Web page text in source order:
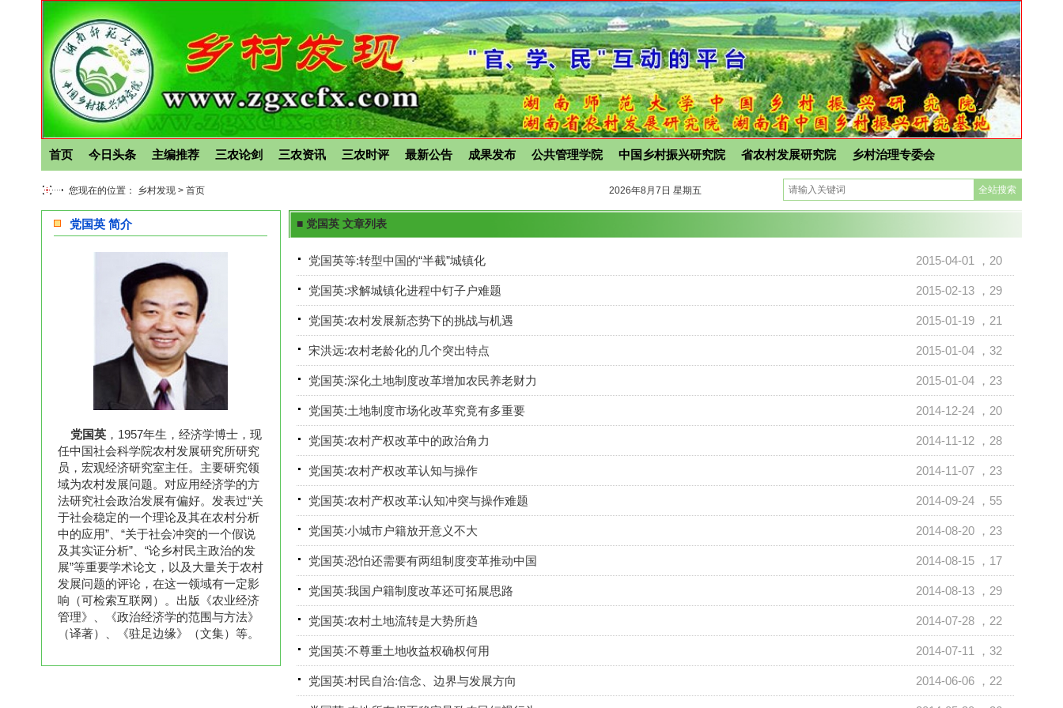
首页 今日头条 主编推荐 三农论剑 三农资讯 三农时评 最新公告 成果发布 公共管理学院 中国乡村振兴研究院 省农村发展研究院 乡村治理专委会
您现在的位置： 乡村发现 > 首页 2026年8月7日 星期五
党国英 简介
党国英 ，1957年生，经济学博士，现
任中国社会科学院农村发展研究所研究
员，宏观经济研究室主任。主要研究领
域为农村发展问题。对应用经济学的方
法研究社会政治发展有偏好。发表过“关
于社会稳定的一个理论及其在农村分析
中的应用”、“关于社会冲突的一个假说
及其实证分析”、“论乡村民主政治的发
展”等重要学术论文，以及大量关于农村
发展问题的评论，在这一领域有一定影
响（可检索互联网）。出版《农业经济
管理》、《政治经济学的范围与方法》
（译著）、《驻足边缘》（文集）等。
■ 党国英 文章列表
党国英等:转型中国的“半截”城镇化 2015-04-01 ，20
党国英:求解城镇化进程中钉子户难题 2015-02-13 ，29
党国英:农村发展新态势下的挑战与机遇 2015-01-19 ，21
宋洪远:农村老龄化的几个突出特点 2015-01-04 ，32
党国英:深化土地制度改革增加农民养老财力 2015-01-04 ，23
党国英:土地制度市场化改革究竟有多重要 2014-12-24 ，20
党国英:农村产权改革中的政治角力 2014-11-12 ，28
党国英:农村产权改革认知与操作 2014-11-07 ，23
党国英:农村产权改革:认知冲突与操作难题 2014-09-24 ，55
党国英:小城市户籍放开意义不大 2014-08-20 ，23
党国英:恐怕还需要有两组制度变革推动中国 2014-08-15 ，17
党国英:我国户籍制度改革还可拓展思路 2014-08-13 ，29
党国英:农村土地流转是大势所趋 2014-07-28 ，22
党国英:不尊重土地收益权确权何用 2014-07-11 ，32
党国英:村民自治:信念、边界与发展方向 2014-06-06 ，22